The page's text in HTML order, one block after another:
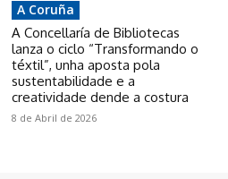
A Coruña
A Concellaría de Bibliotecas
lanza o ciclo “Transformando o
téxtil”, unha aposta pola
sustentabilidade e a
creatividade dende a costura
8 de Abril de 2026